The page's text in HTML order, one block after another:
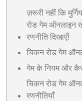
ज़रूरी नहीं कि
रोड गेम ऑनलाइन
रणनीति दिखाएँ!
चिकन रोड गेम
गेम के नियम और
चिकन रोड गेम
रणनीतियाँ